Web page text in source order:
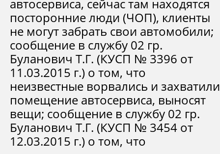
автосервиса, сейчас там находятся
посторонние люди (ЧОП), клиенты
не могут забрать свои автомобили;
сообщение в службу 02 гр.
Буланович Т.Г. (КУСП № 3396 от
11.03.2015 г.) о том, что
неизвестные ворвались и захватили
помещение автосервиса, выносят
вещи; сообщение в службу 02 гр.
Буланович Т.Г. (КУСП № 3454 от
12.03.2015 г.) о том, что